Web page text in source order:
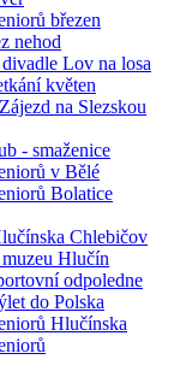
březen
nehod
Lov na losa
květen
na Slezskou
- smaženice
v Bělé
Bolatice
Chlebičov
Hlučín
odpoledne
do Polska
Hlučínska